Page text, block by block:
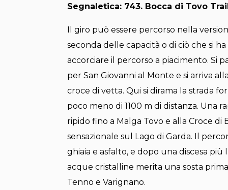
Segnaletica: 743. Bocca di Tovo
Il giro può essere percorso nella
seconda delle capacità o di ciò che si
accorciare il percorso a piacimento. Si
per San Giovanni al Monte e si arriva
croce di vetta. Qui si dirama la strada
poco meno di 1100 m di distanza. Una
ripido fino a Malga Tovo e alla Croce
sensazionale sul Lago di Garda. Il
ghiaia e asfalto, e dopo una discesa
acque cristalline merita una sosta
Tenno e Varignano.